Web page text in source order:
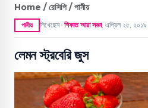
Home / রেসিপি / পানীয়
পানীয় লিখেছেন ● শিফাত আরা সঞ্চা, এপ্রিল ২৫, ২০১৯
লেমন স্ট্রবেরি জুস